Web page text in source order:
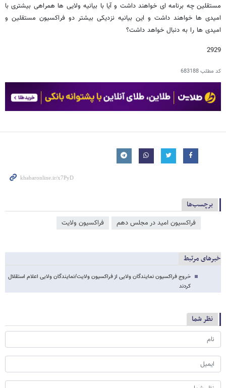
مستقلین چه برنامه ای خواهند داشت و آیا با بیانیه ولایی ها همراهی بیشتری با
امیدی ها خواهند داشت و این بیانیه نزدیکی بیشتر دو فراکسیون مستقلین و
امیدی ها را به دنبال خواهد داشت؟
2929
کد مطلب683188
برچسب‌ها
فراکسیون امید در مجلس دهم فراکسیون ولایت
خبرهای مرتبط
خروج فراکسیون نمایندگان ولایی از فراکسیون ولایت/نمایندگان ولایی اعلام استقلال
کردند
نظر شما